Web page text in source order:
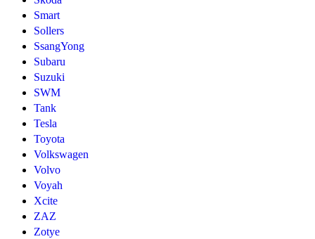
Smart
Sollers
SsangYong
Subaru
Suzuki
SWM
Tank
Tesla
Toyota
Volkswagen
Volvo
Voyah
Xcite
ZAZ
Zotye